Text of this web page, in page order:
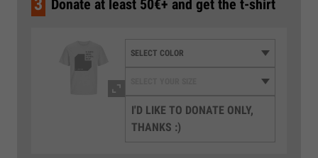
3 Donate at least 50€+ and get the t-shirt
I'D LIKE TO DONATE ONLY,
THANKS :)